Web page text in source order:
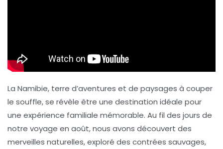
La Namibie, terre d’aventures et de paysages à couper
le souffle, se révèle être une destination idéale pour
une expérience familiale mémorable. Au fil des jours de
notre voyage en août, nous avons découvert des
merveilles naturelles, exploré des contrées sauvages,